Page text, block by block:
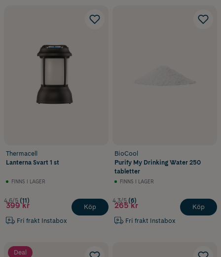
Thermacell
Lanterna Svart 1 st
FINNS I LAGER
4.6/5 (11)
399 kr
Fri frakt Instabox
Köp
BioCool
Purify My Drinking Water 250
tabletter
FINNS I LAGER
4.3/5 (6)
265 kr
Fri frakt Instabox
Köp
Deal